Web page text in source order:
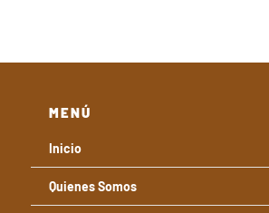
MENÚ
Inicio
Quienes Somos